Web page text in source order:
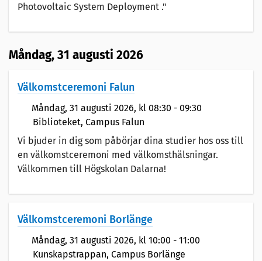
Photovoltaic System Deployment ."
Måndag, 31 augusti 2026
Välkomstceremoni Falun
Måndag, 31 augusti 2026, kl 08:30 - 09:30
Biblioteket, Campus Falun
Vi bjuder in dig som påbörjar dina studier hos oss till
en välkomstceremoni med välkomsthälsningar.
Välkommen till Högskolan Dalarna!
Välkomstceremoni Borlänge
Måndag, 31 augusti 2026, kl 10:00 - 11:00
Kunskapstrappan, Campus Borlänge